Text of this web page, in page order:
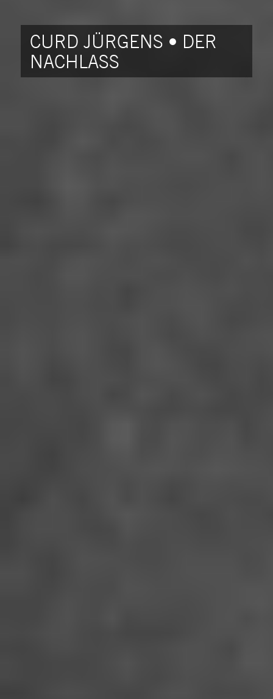
CURD JÜRGENS • DER
NACHLASS